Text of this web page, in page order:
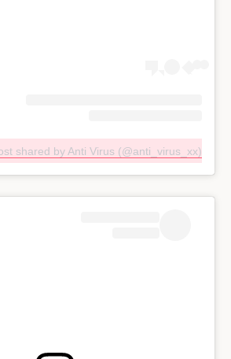
shared by Anti Virus (@anti_virus_xx)